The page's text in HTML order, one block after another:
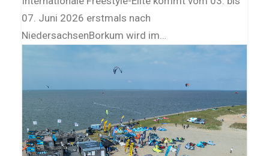
07. Juni 2026 erstmals nach
NiedersachsenBorkum wird im…